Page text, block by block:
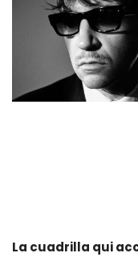
La cuadrilla qui